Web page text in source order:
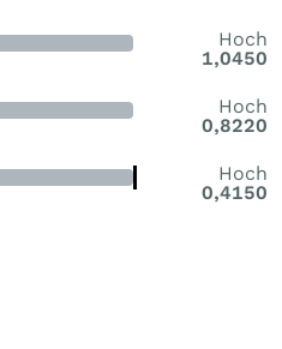
Hoch
1,0450
Hoch
0,8220
Hoch
0,4150